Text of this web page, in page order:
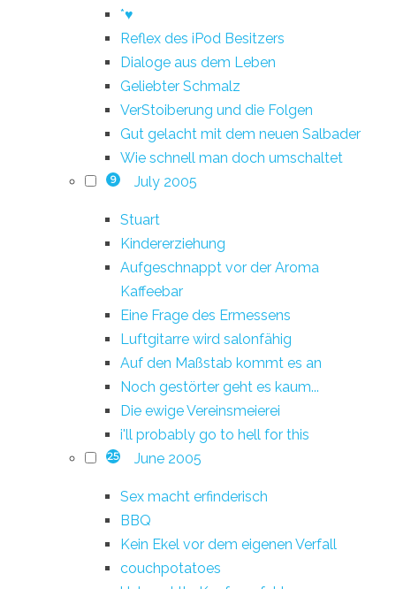
*♥
Reflex des iPod Besitzers
Dialoge aus dem Leben
Geliebter Schmalz
VerStoiberung und die Folgen
Gut gelacht mit dem neuen Salbader
Wie schnell man doch umschaltet
9 July 2005
Stuart
Kindererziehung
Aufgeschnappt vor der Aroma
Kaffeebar
Eine Frage des Ermessens
Luftgitarre wird salonfähig
Auf den Maßstab kommt es an
Noch gestörter geht es kaum...
Die ewige Vereinsmeierei
i'll probably go to hell for this
25 June 2005
Sex macht erfinderisch
BBQ
Kein Ekel vor dem eigenen Verfall
couchpotatoes